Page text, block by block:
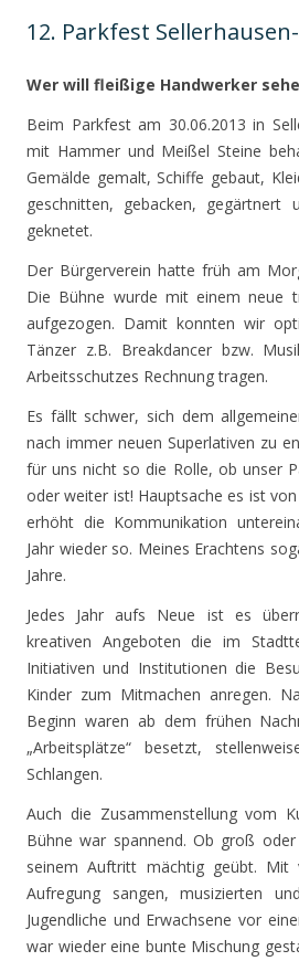
12. Parkfest
Wer will fleißige Handwerker
Beim Parkfest am 30.06.2013 in
mit Hammer und Meißel Steine
Gemälde gemalt, Schiffe gebaut,
geschnitten, gebacken, gegärtnert
geknetet.
Der Bürgerverein hatte früh am
Die Bühne wurde mit einem neue
aufgezogen. Damit konnten wir
Tänzer z.B. Breakdancer bzw.
Arbeitsschutzes Rechnung tragen.
Es fällt schwer, sich dem
nach immer neuen Superlativen zu
für uns nicht so die Rolle, ob unser
oder weiter ist! Hauptsache es ist
erhöht die Kommunikation
Jahr wieder so. Meines Erachtens
Jahre.
Jedes Jahr aufs Neue ist es
kreativen Angeboten die im
Initiativen und Institutionen die
Kinder zum Mitmachen anregen.
Beginn waren ab dem frühen
„Arbeitsplätze“ besetzt,
Schlangen.
Auch die Zusammenstellung vom
Bühne war spannend. Ob groß
seinem Auftritt mächtig geübt. Mit
Aufregung sangen, musizierten
Jugendliche und Erwachsene vor
war wieder eine bunte Mischung